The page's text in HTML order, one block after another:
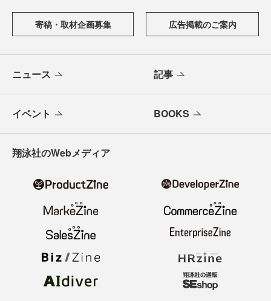
寄稿・取材企画募集 広告掲載のご案内
ニュース 記事
イベント BOOKS
翔泳社のWebメディア